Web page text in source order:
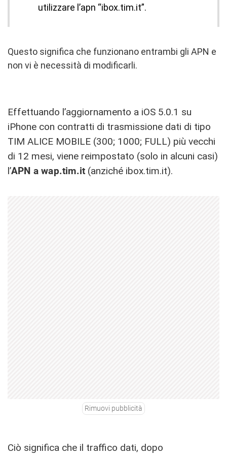
utilizzare l’apn “ibox.tim.it”.
Questo significa che funzionano entrambi gli APN e
non vi è necessità di modificarli.
Effettuando l’aggiornamento a iOS 5.0.1 su
iPhone con contratti di trasmissione dati di tipo
TIM ALICE MOBILE (300; 1000; FULL) più vecchi
di 12 mesi, viene reimpostato (solo in alcuni casi)
l’APN a wap.tim.it (anziché ibox.tim.it).
Rimuovi pubblicità
Ciò significa che il traffico dati, dopo